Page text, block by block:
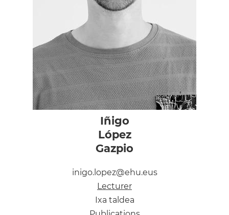
Iñigo
López
Gazpio
inigo.lopez@ehu.eus
Lecturer
Ixa taldea